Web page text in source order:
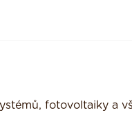
fotovoltaiky a